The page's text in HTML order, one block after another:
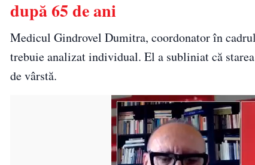
după 65 de ani
Medicul Gindrovel Dumitra, coordonator în
trebuie analizat individual. El a subliniat că
de vârstă.